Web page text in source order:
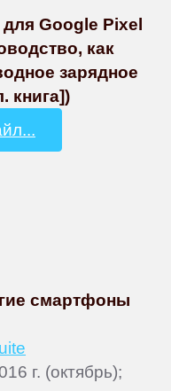
Google Pixel
как
зарядное
книга])
смартфоны
г. (октябрь);